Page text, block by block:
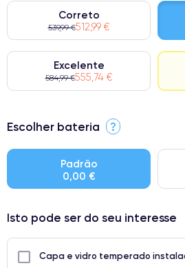
Correto
539,99 €512,99 €
Excelente
584,99 €555,74 €
⭐ Premium
● Bateria: Adequada para uso intensivo.
● Apenas 5% dos nossos telefones
Escolher bateria ?
Padrão
0,00 €
Isto pode ser do seu interesse
Capa e vidro temperado